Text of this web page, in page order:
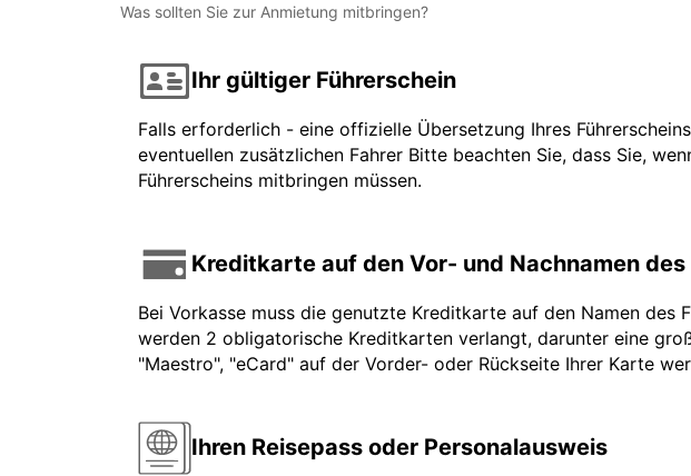
Was sollten Sie zur Anmietung mitbringen?
Ihr gültiger Führerschein
Falls erforderlich - eine offizielle Übersetzung Ihres
eventuellen zusätzlichen Fahrer Bitte beachten Sie, dass Sie,
Führerscheins mitbringen müssen.
Kreditkarte auf den Vor- und Nachnamen
Bei Vorkasse muss die genutzte Kreditkarte auf den Namen
werden 2 obligatorische Kreditkarten verlangt, darunter eine
"Maestro", "eCard" auf der Vorder- oder Rückseite Ihrer Karte
Ihren Reisepass oder Personalausweis